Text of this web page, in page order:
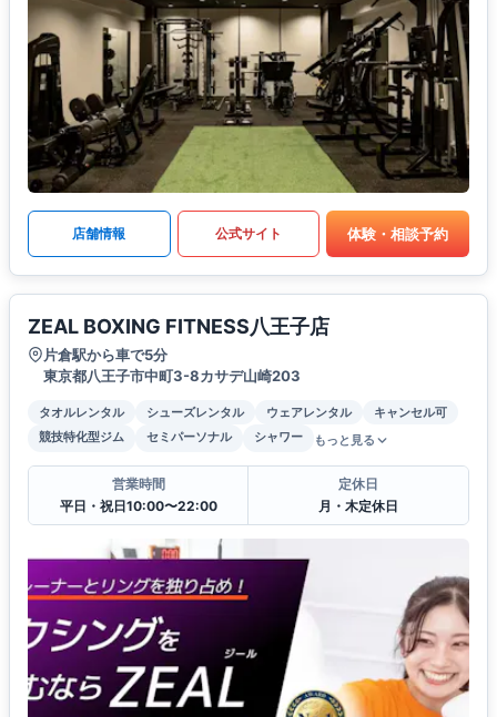
店舗情報 公式サイト 体験・相談予約
ZEAL BOXING FITNESS八王子店
片倉駅から車で5分
東京都八王子市中町3-8カサデ山崎203
タオルレンタル シューズレンタル ウェアレンタル
キャンセル可
競技特化型ジム
セミパーソナル シャワー もっと見る
営業時間
平日・祝日10:00〜22:00
定休日
月・木定休日